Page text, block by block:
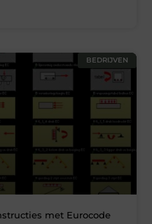
BEDRIJVEN
met Eurocode